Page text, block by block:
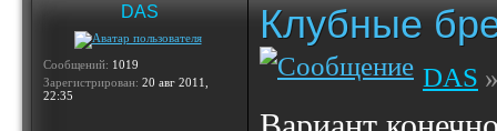
DAS
Сообщений: 1019
Зарегистрирован: 20 авг 2011,
22:35
Клубные
DAS